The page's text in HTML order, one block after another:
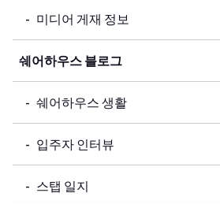
미디어 게재 정보
쉐어하우스 블로그
쉐어하우스 생활
입주자 인터뷰
스탭 일지